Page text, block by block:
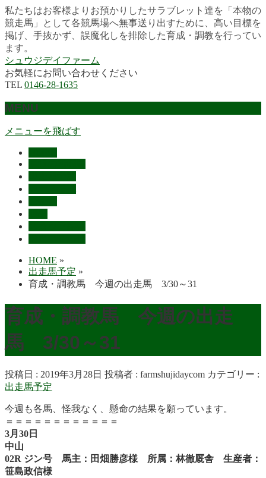
私たちはお客様よりお預かりしたサラブレット達を「本物の
競走馬」として各競馬場へ無事送り出すために、高い目標を
掲げ、手抜かず、誤魔化しを排除した育成・調教を行ってい
ます。
シュウジデイファーム
お気軽にお問い合わせください
TEL 0146-28-1635
MENU
メニューを飛ばす
HOME »
出走馬予定 »
育成・調教馬 今週の出走馬 3/30～31
育成・調教馬 今週の出走
馬 3/30～31
投稿日 : 2019年3月28日 投稿者 : farmshujidaycom カテゴリー :
出走馬予定
今週も各馬、怪我なく、懸命の結果を願っています。
＝＝＝＝＝＝＝＝＝＝＝＝
3月30日
中山
02R ジン号 馬主：田畑勝彦様 所属：林徹厩舎 生産者：
笹島政信様